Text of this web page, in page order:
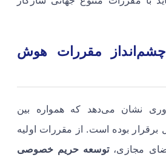
مقررات هوش
نشان می‌دهد که همواره بین
برقرار بوده است. از مقررات اولیه
فضای مجازی،توسعه حریم خصوصی